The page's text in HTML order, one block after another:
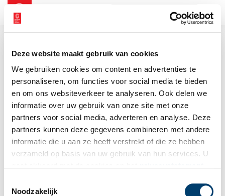
Deze website maakt gebruik van cookies
We gebruiken cookies om content en advertenties te
personaliseren, om functies voor social media te bieden
en om ons websiteverkeer te analyseren. Ook delen we
informatie over uw gebruik van onze site met onze
partners voor social media, adverteren en analyse. Deze
partners kunnen deze gegevens combineren met andere
informatie die u aan ze heeft verstrekt of die ze hebben
verzameld op basis van uw gebruik van hun services. U
Noodzakelijk